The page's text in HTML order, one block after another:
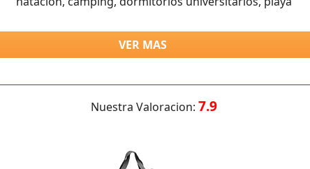
VER MAS
Nuestra Valoracion: 7.9